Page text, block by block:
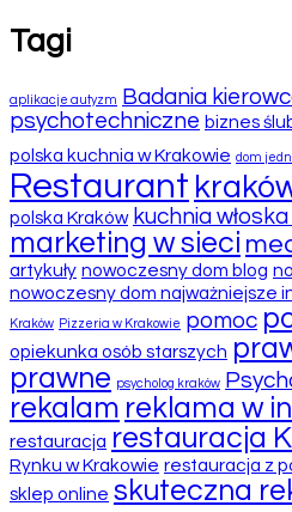
Tagi
aplikacje autyzm Badania
psychotechniczne biznes
polska kuchnia w Krakowie dom
Restaurant
polska Kraków kuchnia
marketing w sieci
artykuły nowoczesny dom blog
nowoczesny dom najważniejsze
Kraków Pizzeria w Krakowie pomoc
opiekunka osób starszych
prawne psycholog kraków
rekalam reklama w
restauracja restauracja
Rynku w Krakowie restauracja z
sklep online skuteczna